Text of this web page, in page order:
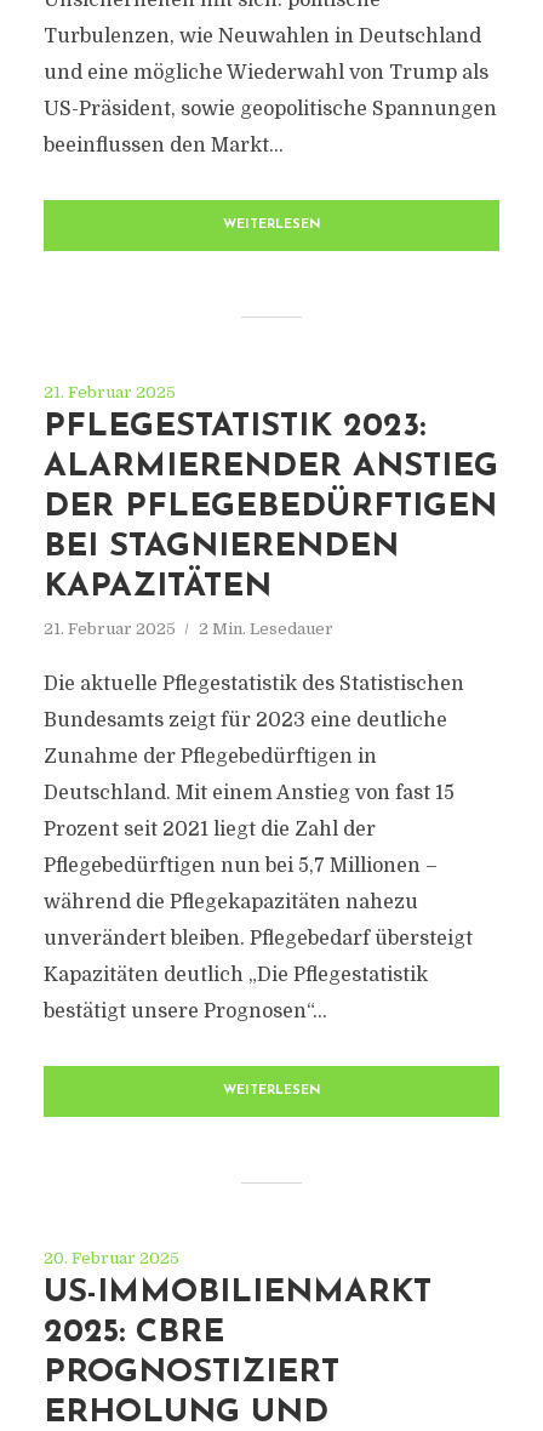
Turbulenzen, wie Neuwahlen in Deutschland
und eine mögliche Wiederwahl von Trump als
US-Präsident, sowie geopolitische Spannungen
beeinflussen den Markt...
WEITERLESEN
21. Februar 2025
PFLEGESTATISTIK 2023:
ALARMIERENDER ANSTIEG
DER PFLEGEBEDÜRFTIGEN
BEI STAGNIERENDEN
KAPAZITÄTEN
21. Februar 2025 2 Min. Lesedauer
Die aktuelle Pflegestatistik des Statistischen
Bundesamts zeigt für 2023 eine deutliche
Zunahme der Pflegebedürftigen in
Deutschland. Mit einem Anstieg von fast 15
Prozent seit 2021 liegt die Zahl der
Pflegebedürftigen nun bei 5,7 Millionen –
während die Pflegekapazitäten nahezu
unverändert bleiben. Pflegebedarf übersteigt
Kapazitäten deutlich „Die Pflegestatistik
bestätigt unsere Prognosen“...
WEITERLESEN
20. Februar 2025
US-IMMOBILIENMARKT
2025: CBRE
PROGNOSTIZIERT
ERHOLUNG UND